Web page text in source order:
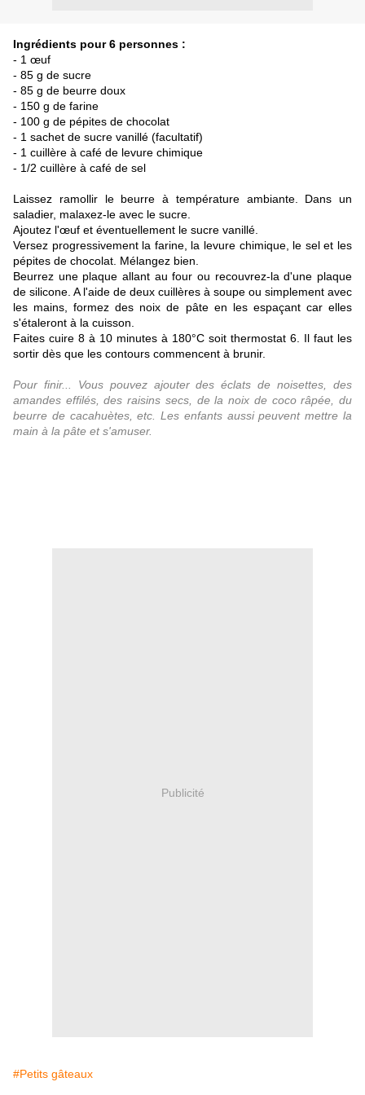
Ingrédients pour 6 personnes :
- 1 œuf
- 85 g de sucre
- 85 g de beurre doux
- 150 g de farine
- 100 g de pépites de chocolat
- 1 sachet de sucre vanillé (facultatif)
- 1 cuillère à café de levure chimique
- 1/2 cuillère à café de sel
Laissez ramollir le beurre à température ambiante. Dans un
saladier, malaxez-le avec le sucre.
Ajoutez l'œuf et éventuellement le sucre vanillé.
Versez progressivement la farine, la levure chimique, le sel et les
pépites de chocolat. Mélangez bien.
Beurrez une plaque allant au four ou recouvrez-la d'une plaque
de silicone. A l'aide de deux cuillères à soupe ou simplement avec
les mains, formez des noix de pâte en les espaçant car elles
s'étaleront à la cuisson.
Faites cuire 8 à 10 minutes à 180°C soit thermostat 6. Il faut les
sortir dès que les contours commencent à brunir.
Pour finir... Vous pouvez ajouter des éclats de noisettes, des
amandes effilés, des raisins secs, de la noix de coco râpée, du
beurre de cacahuètes, etc. Les enfants aussi peuvent mettre la
main à la pâte et s'amuser.
Publicité
#Petits gâteaux